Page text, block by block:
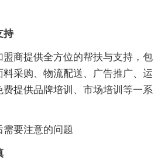
持
盟商提供全方位的帮扶与支持，包
采购、物流配送、广告推广、运
提供品牌培训、市场培训等一系
需要注意的问题